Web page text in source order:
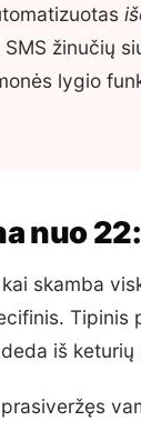
žinučių
lygio
nuo
skamba
Tipinis
iš